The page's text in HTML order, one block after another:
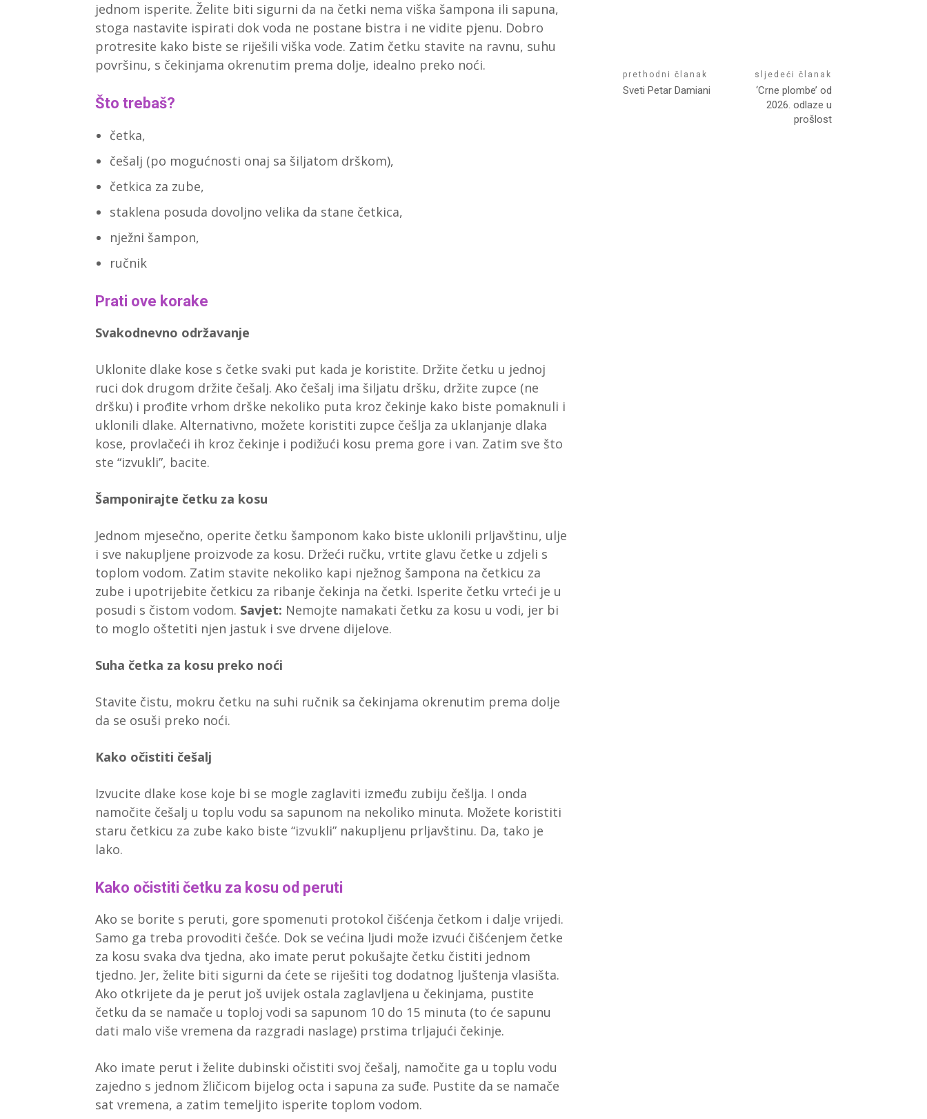
jednom isperite. Želite biti sigurni da na četki nema viška šampona ili sapuna,
stoga nastavite ispirati dok voda ne postane bistra i ne vidite pjenu. Dobro
protresite kako biste se riješili viška vode. Zatim četku stavite na ravnu, suhu
površinu, s čekinjama okrenutim prema dolje, idealno preko noći.
Što trebaš?
četka,
češalj (po mogućnosti onaj sa šiljatom drškom),
četkica za zube,
staklena posuda dovoljno velika da stane četkica,
nježni šampon,
ručnik
Prati ove korake
Svakodnevno održavanje
Uklonite dlake kose s četke svaki put kada je koristite. Držite četku u jednoj
ruci dok drugom držite češalj. Ako češalj ima šiljatu dršku, držite zupce (ne
dršku) i prođite vrhom drške nekoliko puta kroz čekinje kako biste pomaknuli i
uklonili dlake. Alternativno, možete koristiti zupce češlja za uklanjanje dlaka
kose, provlačeći ih kroz čekinje i podižući kosu prema gore i van. Zatim sve što
ste “izvukli”, bacite.
Šamponirajte četku za kosu
Jednom mjesečno, operite četku šamponom kako biste uklonili prljavštinu, ulje
i sve nakupljene proizvode za kosu. Držeći ručku, vrtite glavu četke u zdjeli s
toplom vodom. Zatim stavite nekoliko kapi nježnog šampona na četkicu za
zube i upotrijebite četkicu za ribanje čekinja na četki. Isperite četku vrteći je u
posudi s čistom vodom. Savjet: Nemojte namakati četku za kosu u vodi, jer bi
to moglo oštetiti njen jastuk i sve drvene dijelove.
Suha četka za kosu preko noći
Stavite čistu, mokru četku na suhi ručnik sa čekinjama okrenutim prema dolje
da se osuši preko noći.
Kako očistiti češalj
Izvucite dlake kose koje bi se mogle zaglaviti između zubiju češlja. I onda
namočite češalj u toplu vodu sa sapunom na nekoliko minuta. Možete koristiti
staru četkicu za zube kako biste “izvukli” nakupljenu prljavštinu. Da, tako je
lako.
Kako očistiti četku za kosu od peruti
Ako se borite s peruti, gore spomenuti protokol čišćenja četkom i dalje vrijedi.
Samo ga treba provoditi češće. Dok se većina ljudi može izvući čišćenjem četke
za kosu svaka dva tjedna, ako imate perut pokušajte četku čistiti jednom
tjedno. Jer, želite biti sigurni da ćete se riješiti tog dodatnog ljuštenja vlasišta.
Ako otkrijete da je perut još uvijek ostala zaglavljena u čekinjama, pustite
četku da se namače u toploj vodi sa sapunom 10 do 15 minuta (to će sapunu
dati malo više vremena da razgradi naslage) prstima trljajući čekinje.
Ako imate perut i želite dubinski očistiti svoj češalj, namočite ga u toplu vodu
zajedno s jednom žličicom bijelog octa i sapuna za suđe. Pustite da se namače
sat vremena, a zatim temeljito isperite toplom vodom.
prethodni članak
Sveti Petar Damiani
sljedeći članak
‘Crne plombe’ od
2026. odlaze u
prošlost